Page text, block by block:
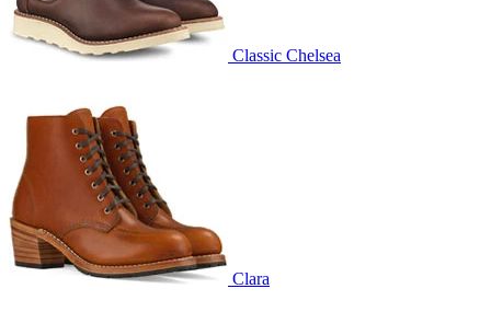
Classic Chelsea
Clara